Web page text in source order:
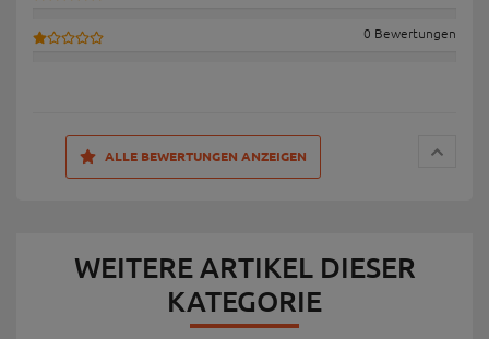
0 Bewertungen
ALLE BEWERTUNGEN ANZEIGEN
WEITERE ARTIKEL DIESER
KATEGORIE